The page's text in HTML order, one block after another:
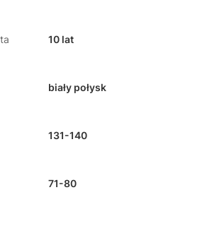
10 lat
biały połysk
131-140
71-80